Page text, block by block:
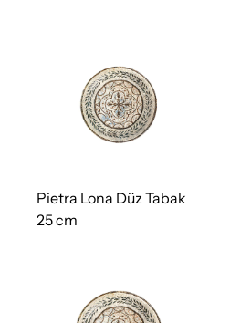
Pietra Lona Düz Tabak
25 cm